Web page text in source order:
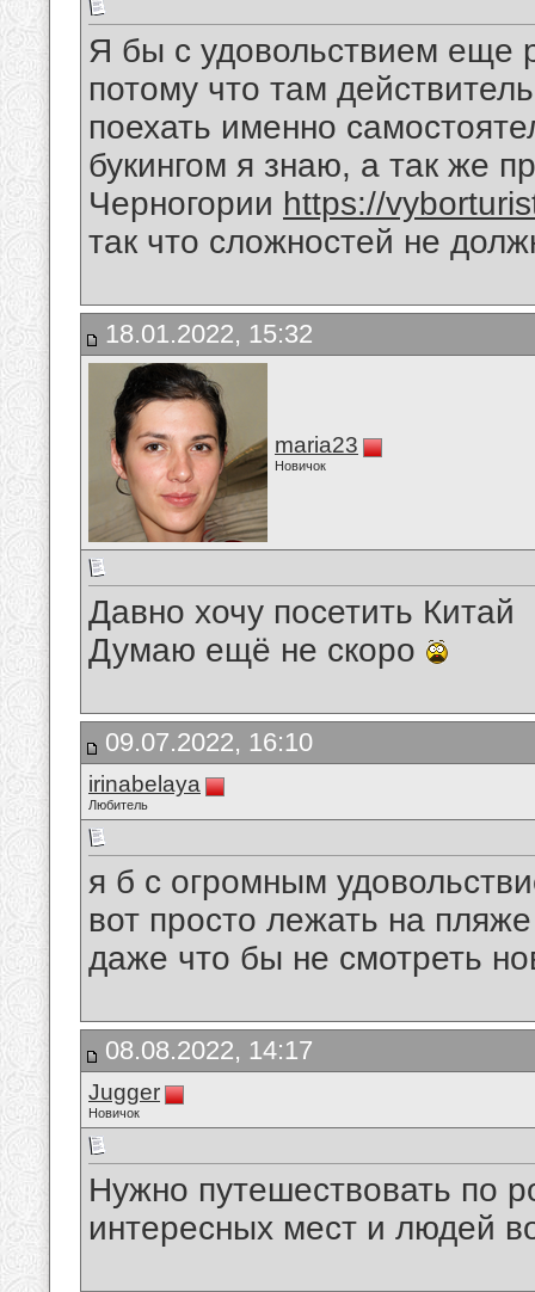
Я бы с удовольствием еще
потому что там
поехать именно
букингом я знаю, а так же
Черногории https://
так что сложностей не
18.01.2022, 15:32
maria23
Новичок
Давно хочу посетить Китай
Думаю ещё не скоро
09.07.2022, 16:10
irinabelaya
Любитель
я б с огромным
вот просто лежать на
даже что бы не смотреть
08.08.2022, 14:17
Jugger
Новичок
Нужно путешествовать по
интересных мест и людей